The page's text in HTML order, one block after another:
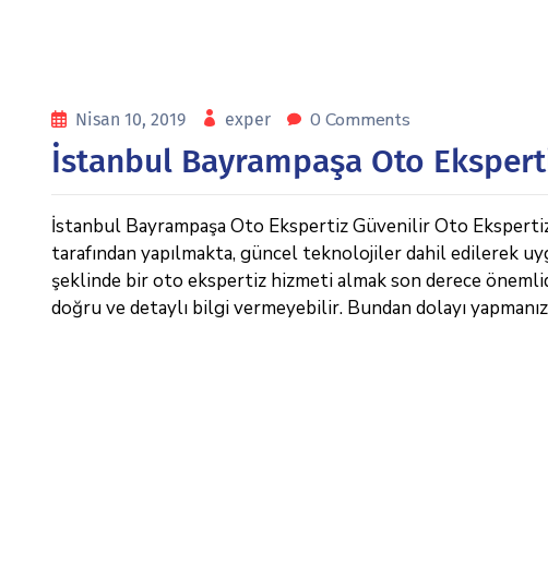
Nisan 10, 2019 exper 0 Comments
İstanbul Bayrampaşa Oto
İstanbul Bayrampaşa Oto Ekspertiz Güvenilir Oto
tarafından yapılmakta, güncel teknolojiler dahil edilerek
şeklinde bir oto ekspertiz hizmeti almak son derece
doğru ve detaylı bilgi vermeyebilir. Bundan dolayı